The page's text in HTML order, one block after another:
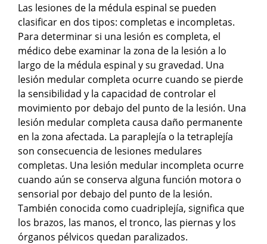
Las lesiones de la médula espinal se pueden
clasificar en dos tipos: completas e incompletas.
Para determinar si una lesión es completa, el
médico debe examinar la zona de la lesión a lo
largo de la médula espinal y su gravedad. Una
lesión medular completa ocurre cuando se pierde
la sensibilidad y la capacidad de controlar el
movimiento por debajo del punto de la lesión. Una
lesión medular completa causa daño permanente
en la zona afectada. La paraplejía o la tetraplejía
son consecuencia de lesiones medulares
completas. Una lesión medular incompleta ocurre
cuando aún se conserva alguna función motora o
sensorial por debajo del punto de la lesión.
También conocida como cuadriplejía, significa que
los brazos, las manos, el tronco, las piernas y los
órganos pélvicos quedan paralizados.